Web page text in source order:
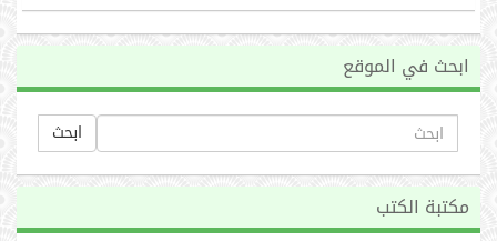
ابحث في الموقع
ابحث
مكتبة الكتب